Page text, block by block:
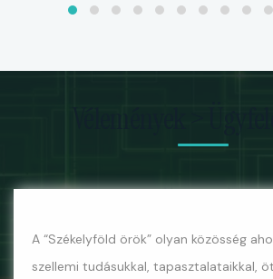
Vélemények >
A “Székelyföld örök” olyan közösség
szellemi tudásukkal, tapasztalataikkal,